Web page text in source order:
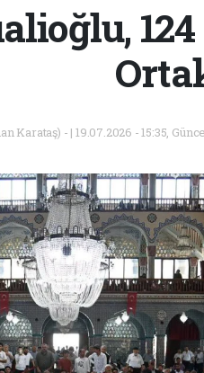
Karataş) - | 19.07.2026 - 15:35,